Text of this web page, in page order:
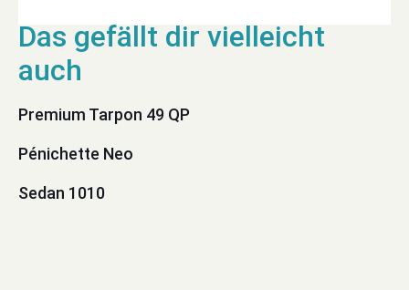
Premium Tarpon 49 QP
Pénichette Neo
Sedan 1010